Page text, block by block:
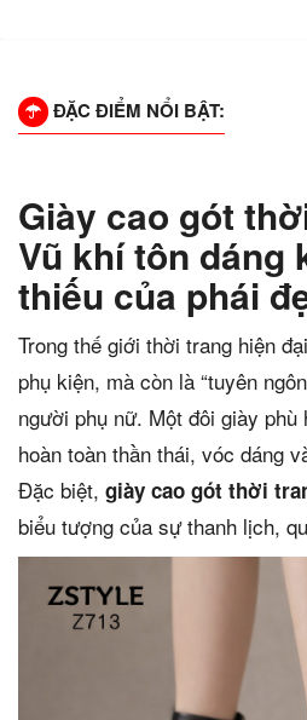
ĐẶC ĐIỂM NỔI BẬT:
Giày cao gót
Vũ khí tôn dáng
thiếu của phái
Trong thế giới thời trang hiện
phụ kiện, mà còn là “tuyên
người phụ nữ. Một đôi giày phù
hoàn toàn thần thái, vóc dáng
Đặc biệt, giày cao gót thời
biểu tượng của sự thanh lịch,